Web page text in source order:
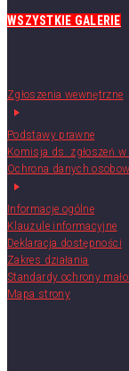
WSZYSTKIE GALERIE
Zgłoszenia wewnętrzne
Podstawy prawne
Komisja ds. zgłoszeń w
Ochrona danych
Informacje ogólne
Klauzule informacyjne
Deklaracja dostępności
Zakres działania
Standardy ochrony
Mapa strony